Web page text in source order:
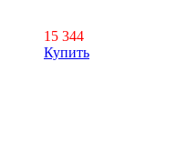
15 344
Купить